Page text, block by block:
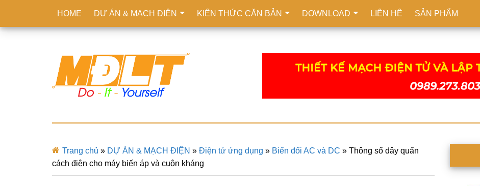
HOME DỰ ÁN & MẠCH ĐIỆN KIẾN THỨC CĂN BẢN DOWNLOAD LIÊN HỆ SẢN PHẨM
Trang chủ » DỰ ÁN & MẠCH ĐIỆN » Điện tử ứng dụng » Biến đổi AC và DC » Thông số dây quấn
cách điện cho máy biến áp và cuộn kháng
chính